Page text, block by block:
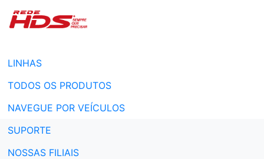
LINHAS
TODOS OS PRODUTOS
NAVEGUE POR VEÍCULOS
SUPORTE
NOSSAS FILIAIS